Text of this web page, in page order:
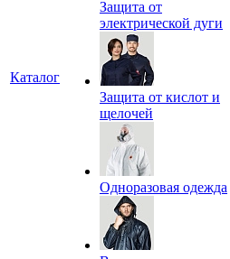
Каталог
Защита от
электрической дуги
Защита от кислот и
щелочей
Одноразовая одежда